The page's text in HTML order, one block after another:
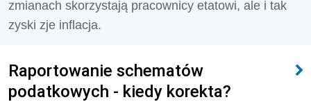
zmianach skorzystają pracownicy etatowi, ale i tak
zyski zje inflacja.
Raportowanie schematów
podatkowych - kiedy korekta?